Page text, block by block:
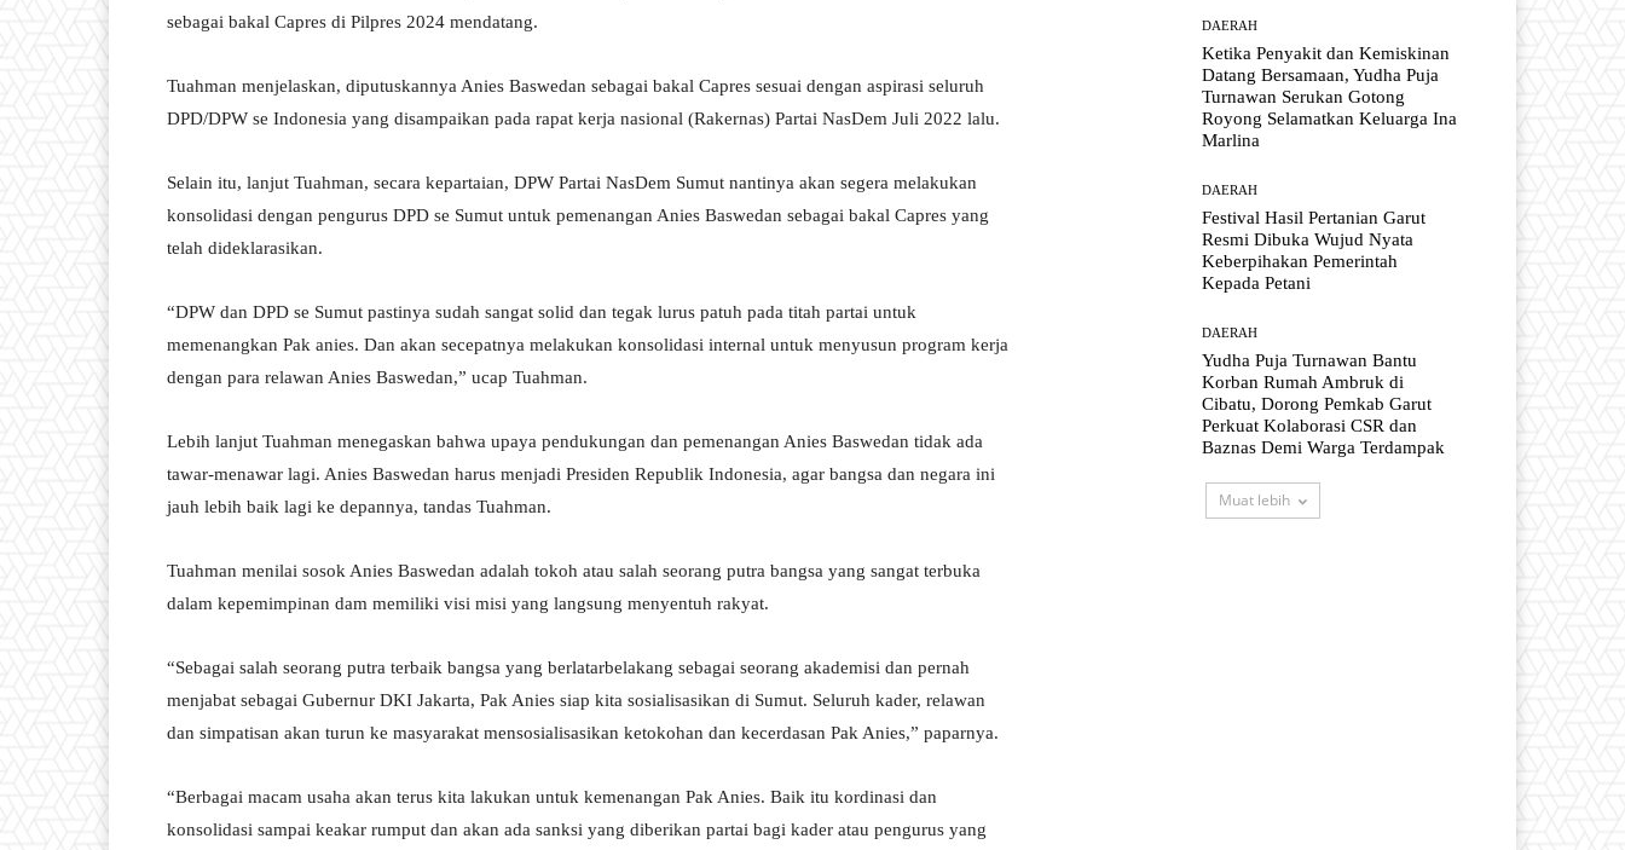
sebagai bakal Capres di Pilpres 2024 mendatang.
Tuahman menjelaskan, diputuskannya Anies Baswedan sebagai bakal Capres sesuai dengan aspirasi seluruh
DPD/DPW se Indonesia yang disampaikan pada rapat kerja nasional (Rakernas) Partai NasDem Juli 2022 lalu.
Selain itu, lanjut Tuahman, secara kepartaian, DPW Partai NasDem Sumut nantinya akan segera melakukan
konsolidasi dengan pengurus DPD se Sumut untuk pemenangan Anies Baswedan sebagai bakal Capres yang
telah dideklarasikan.
“DPW dan DPD se Sumut pastinya sudah sangat solid dan tegak lurus patuh pada titah partai untuk
memenangkan Pak anies. Dan akan secepatnya melakukan konsolidasi internal untuk menyusun program kerja
dengan para relawan Anies Baswedan,” ucap Tuahman.
Lebih lanjut Tuahman menegaskan bahwa upaya pendukungan dan pemenangan Anies Baswedan tidak ada
tawar-menawar lagi. Anies Baswedan harus menjadi Presiden Republik Indonesia, agar bangsa dan negara ini
jauh lebih baik lagi ke depannya, tandas Tuahman.
Tuahman menilai sosok Anies Baswedan adalah tokoh atau salah seorang putra bangsa yang sangat terbuka
dalam kepemimpinan dam memiliki visi misi yang langsung menyentuh rakyat.
“Sebagai salah seorang putra terbaik bangsa yang berlatarbelakang sebagai seorang akademisi dan pernah
menjabat sebagai Gubernur DKI Jakarta, Pak Anies siap kita sosialisasikan di Sumut. Seluruh kader, relawan
dan simpatisan akan turun ke masyarakat mensosialisasikan ketokohan dan kecerdasan Pak Anies,” paparnya.
“Berbagai macam usaha akan terus kita lakukan untuk kemenangan Pak Anies. Baik itu kordinasi dan
konsolidasi sampai keakar rumput dan akan ada sanksi yang diberikan partai bagi kader atau pengurus yang
DAERAH
Ketika Penyakit dan Kemiskinan
Datang Bersamaan, Yudha Puja
Turnawan Serukan Gotong
Royong Selamatkan Keluarga Ina
Marlina
DAERAH
Festival Hasil Pertanian Garut
Resmi Dibuka Wujud Nyata
Keberpihakan Pemerintah
Kepada Petani
DAERAH
Yudha Puja Turnawan Bantu
Korban Rumah Ambruk di
Cibatu, Dorong Pemkab Garut
Perkuat Kolaborasi CSR dan
Baznas Demi Warga Terdampak
Muat lebih